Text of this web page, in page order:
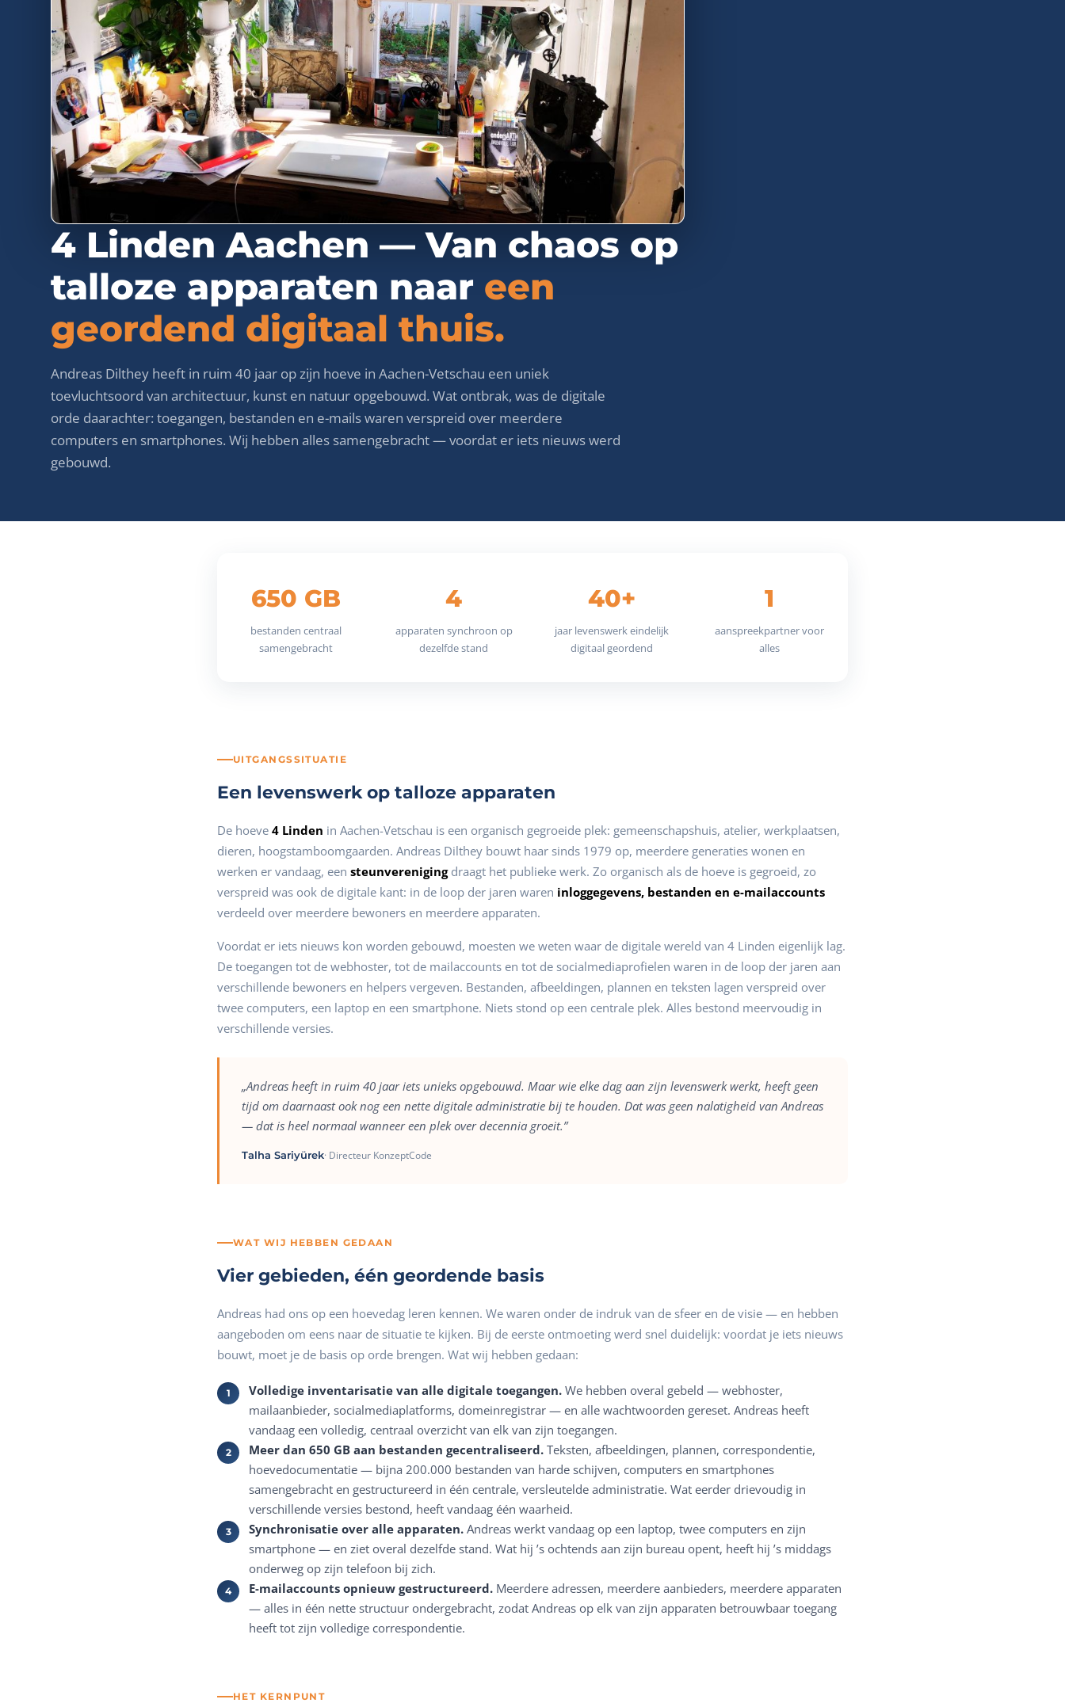
4 Linden Aachen — Van chaos op
talloze apparaten naar een
geordend digitaal thuis.
Andreas Dilthey heeft in ruim 40 jaar op zijn hoeve in Aachen-Vetschau een uniek
toevluchtsoord van architectuur, kunst en natuur opgebouwd. Wat ontbrak, was de digitale
orde daarachter: toegangen, bestanden en e-mails waren verspreid over meerdere
computers en smartphones. Wij hebben alles samengebracht — voordat er iets nieuws werd
gebouwd.
650 GB
bestanden centraal
samengebracht
4
apparaten synchroon op
dezelfde stand
40+
jaar levenswerk eindelijk
digitaal geordend
1
aanspreekpartner voor
alles
UITGANGSSITUATIE
Een levenswerk op talloze apparaten
De hoeve 4 Linden in Aachen-Vetschau is een organisch gegroeide plek: gemeenschapshuis, atelier, werkplaatsen,
dieren, hoogstamboomgaarden. Andreas Dilthey bouwt haar sinds 1979 op, meerdere generaties wonen en
werken er vandaag, een steunverenigingdraagt het publieke werk. Zo organisch als de hoeve is gegroeid, zo
verspreid was ook de digitale kant: in de loop der jaren waren inloggegevens, bestanden en e-mailaccounts
verdeeld over meerdere bewoners en meerdere apparaten.
Voordat er iets nieuws kon worden gebouwd, moesten we weten waar de digitale wereld van 4 Linden eigenlijk lag.
De toegangen tot de webhoster, tot de mailaccounts en tot de socialmediaprofielen waren in de loop der jaren aan
verschillende bewoners en helpers vergeven. Bestanden, afbeeldingen, plannen en teksten lagen verspreid over
twee computers, een laptop en een smartphone. Niets stond op een centrale plek. Alles bestond meervoudig in
verschillende versies.
„Andreas heeft in ruim 40 jaar iets unieks opgebouwd. Maar wie elke dag aan zijn levenswerk werkt, heeft geen
tijd om daarnaast ook nog een nette digitale administratie bij te houden. Dat was geen nalatigheid van Andreas
— dat is heel normaal wanneer een plek over decennia groeit.”
Talha Sariyürek· Directeur KonzeptCode
WAT WIJ HEBBEN GEDAAN
Vier gebieden, één geordende basis
Andreas had ons op een hoevedag leren kennen. We waren onder de indruk van de sfeer en de visie — en hebben
aangeboden om eens naar de situatie te kijken. Bij de eerste ontmoeting werd snel duidelijk: voordat je iets nieuws
bouwt, moet je de basis op orde brengen. Wat wij hebben gedaan:
Volledige inventarisatie van alle digitale toegangen. We hebben overal gebeld — webhoster,
mailaanbieder, socialmediaplatforms, domeinregistrar — en alle wachtwoorden gereset. Andreas heeft
vandaag een volledig, centraal overzicht van elk van zijn toegangen.
Meer dan 650 GB aan bestanden gecentraliseerd. Teksten, afbeeldingen, plannen, correspondentie,
hoevedocumentatie — bijna 200.000 bestanden van harde schijven, computers en smartphones
samengebracht en gestructureerd in één centrale, versleutelde administratie. Wat eerder drievoudig in
verschillende versies bestond, heeft vandaag één waarheid.
Synchronisatie over alle apparaten. Andreas werkt vandaag op een laptop, twee computers en zijn
smartphone — en ziet overal dezelfde stand. Wat hij ’s ochtends aan zijn bureau opent, heeft hij ’s middags
onderweg op zijn telefoon bij zich.
E-mailaccounts opnieuw gestructureerd. Meerdere adressen, meerdere aanbieders, meerdere apparaten
— alles in één nette structuur ondergebracht, zodat Andreas op elk van zijn apparaten betrouwbaar toegang
heeft tot zijn volledige correspondentie.
HET KERNPUNT